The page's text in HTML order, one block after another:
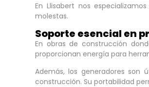
En Llisabert nos
molestas.
Soporte esencial en
En obras de construcción
proporcionan energía para
Además, los generadores son
construcción. Su portabilidad